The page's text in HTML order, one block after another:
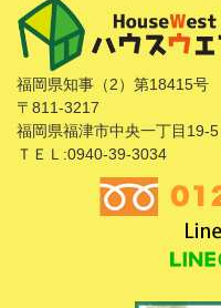
福岡県知事（2）第18415号
〒811-3217
福岡県福津市中央一丁目19-5
ＴＥＬ:0940-39-3034